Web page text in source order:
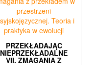
PRZEKŁADAJĄC
NIEPRZEKŁADALNE
VII. ZMAGANIA Z